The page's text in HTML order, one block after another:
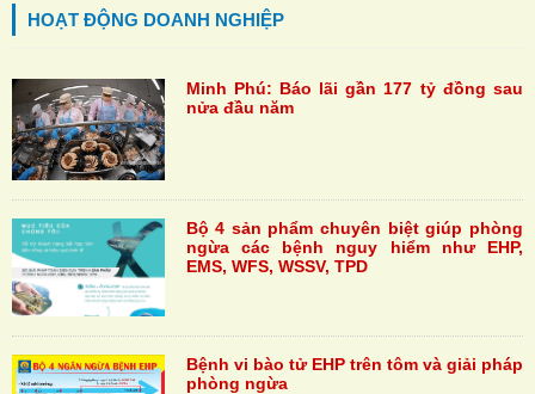
HOẠT ĐỘNG DOANH NGHIỆP
Minh Phú: Báo lãi gần 177 tỷ đồng sau
nửa đầu năm
Bộ 4 sản phẩm chuyên biệt giúp phòng
ngừa các bệnh nguy hiểm như EHP,
EMS, WFS, WSSV, TPD
Bệnh vi bào tử EHP trên tôm và giải pháp
phòng ngừa